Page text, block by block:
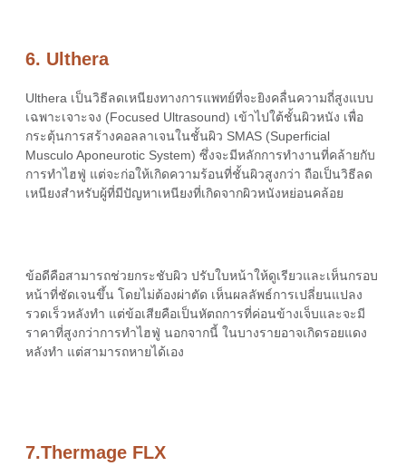
6. Ulthera
Ulthera เป็นวิธีลดเหนียงทางการแพทย์ที่จะยิงคลื่นความถี่สูงแบบ
เฉพาะเจาะจง (Focused Ultrasound) เข้าไปใต้ชั้นผิวหนัง เพื่อ
กระตุ้นการสร้างคอลลาเจนในชั้นผิว SMAS (Superficial
Musculo Aponeurotic System) ซึ่งจะมีหลักการทำงานที่คล้ายกับ
การทำไฮฟู่ แต่จะก่อให้เกิดความร้อนที่ชั้นผิวสูงกว่า ถือเป็นวิธีลด
เหนียงสำหรับผู้ที่มีปัญหาเหนียงที่เกิดจากผิวหนังหย่อนคล้อย
ข้อดีคือสามารถช่วยกระชับผิว ปรับใบหน้าให้ดูเรียวและเห็นกรอบ
หน้าที่ชัดเจนขึ้น โดยไม่ต้องผ่าตัด เห็นผลลัพธ์การเปลี่ยนแปลง
รวดเร็วหลังทำ แต่ข้อเสียคือเป็นหัตถการที่ค่อนข้างเจ็บและจะมี
ราคาที่สูงกว่าการทำไฮฟู่ นอกจากนี้ ในบางรายอาจเกิดรอยแดง
หลังทำ แต่สามารถหายได้เอง
7.Thermage FLX